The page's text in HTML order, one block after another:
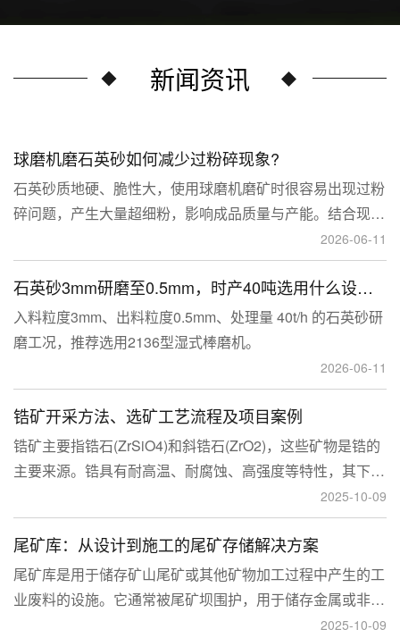
新闻资讯
球磨机磨石英砂如何减少过粉碎现象?
石英砂质地硬、脆性大，使用球磨机磨矿时很容易出现过粉
碎问题，产生大量超细粉，影响成品质量与产能。结合现场
生产经验，可通过工艺、研磨介质、运行参数、配套设备多
维度优化，改善该问题。
2026-06-11
石英砂3mm研磨至0.5mm，时产40吨选用什么设备？
入料粒度3mm、出料粒度0.5mm、处理量 40t/h 的石英砂研
磨工况，推荐选用2136型湿式棒磨机。
2026-06-11
锆矿开采方法、选矿工艺流程及项目案例
锆矿主要指锆石(ZrSiO4)和斜锆石(ZrO2)，这些矿物是锆的
主要来源。锆具有耐高温、耐腐蚀、高强度等特性，其下游
应用涉及核工业、陶瓷、耐火材料、铸造、电子和化工等多
个领域，尤其在高性能陶瓷和锆基合金中的需求不断增长。
2025-10-09
尾矿库：从设计到施工的尾矿存储解决方案
尾矿库是用于储存矿山尾矿或其他矿物加工过程中产生的工
业废料的设施。它通常被尾矿坝围护，用于储存金属或非金
属矿山的尾矿。尾矿库通常包括尾矿处理系统、排水系统和
2025-10-09